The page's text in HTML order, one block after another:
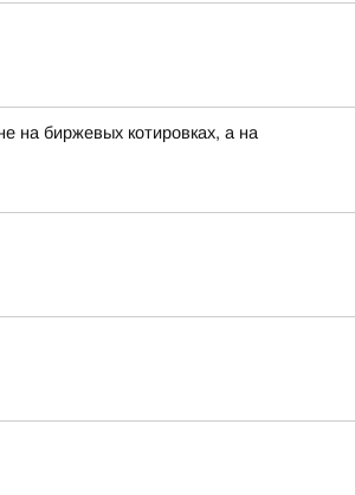
на биржевых котировках, а на